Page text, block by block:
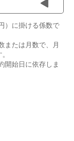
）に掛ける係数で
または月数で、月
開始日に依存しま